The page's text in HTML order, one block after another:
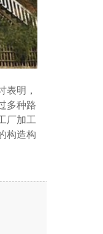
表明，
多种路
厂加工
构造构